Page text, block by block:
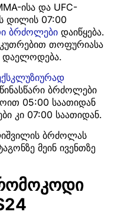
ისა და UFC-
დილის 07:00
ბრძოლები დაიწყება.
თოფურიასა
დაელოდება.
წინასწარი ბრძოლები
05:00 საათიდან
კი 07:00 საათიდან.
ბრძოლას
მეინ ივენთზე